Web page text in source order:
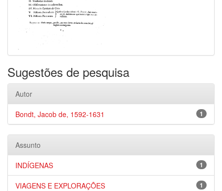
Sugestões de pesquisa
Autor
1
Bondt, Jacob de, 1592-1631
Assunto
1
INDÍGENAS
1
VIAGENS E EXPLORAÇÕES